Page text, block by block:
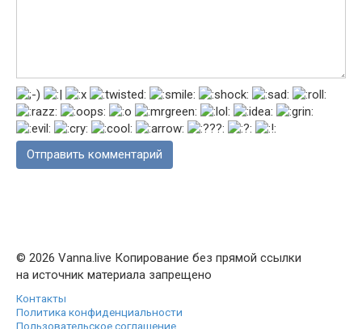
© 2026 Vanna.live Копирование без прямой ссылки
на источник материала запрещено
Контакты
Политика конфиденциальности
Пользовательское соглашение